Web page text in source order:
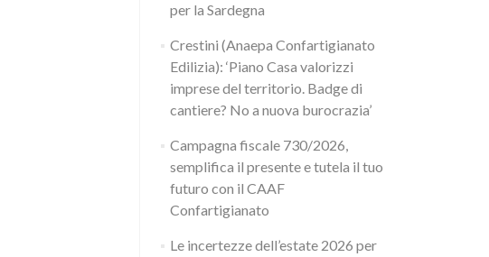
per la Sardegna
Crestini (Anaepa Confartigianato
Edilizia): ‘Piano Casa valorizzi
imprese del territorio. Badge di
cantiere? No a nuova burocrazia’
Campagna fiscale 730/2026,
semplifica il presente e tutela il tuo
futuro con il CAAF
Confartigianato
Le incertezze dell’estate 2026 per